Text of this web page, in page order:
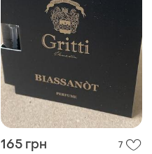
165 грн 7